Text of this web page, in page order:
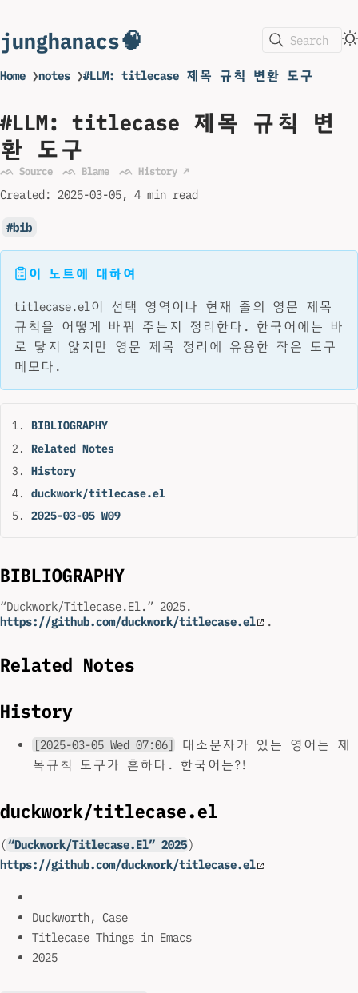
junghanacs🧠 Search
Home ❯notes ❯#LLM: titlecase 제목 규칙 변환 도구
#LLM: titlecase 제목 규칙 변
환 도구
ᨒ Source ᨒ Blame ᨒ History ↗
Created: 2025-03-05 4 min read
bib
이 노트에 대하여
titlecase.el이 선택 영역이나 현재 줄의 영문 제목
규칙을 어떻게 바꿔 주는지 정리한다. 한국어에는 바
로 닿지 않지만 영문 제목 정리에 유용한 작은 도구
메모다.
BIBLIOGRAPHY
Related Notes
History
duckwork/titlecase.el
2025-03-05 W09
BIBLIOGRAPHY
“Duckwork/Titlecase.El.” 2025.
https://github.com/duckwork/titlecase.el
.
Related Notes
History
[2025-03-05 Wed 07:06]
대소문자가 있는 영어는 제
목규칙 도구가 흔하다. 한국어는?!
duckwork/titlecase.el
(“Duckwork/Titlecase.El” 2025)
https://github.com/duckwork/titlecase.el
Duckworth, Case
Titlecase Things in Emacs
2025